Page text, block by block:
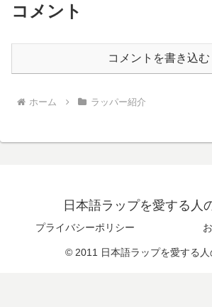
コメント
コメントを書き込む
ホーム ラッパー紹介
日本語ラップを愛する人
プライバシーポリシー
© 2011 日本語ラップを愛する人